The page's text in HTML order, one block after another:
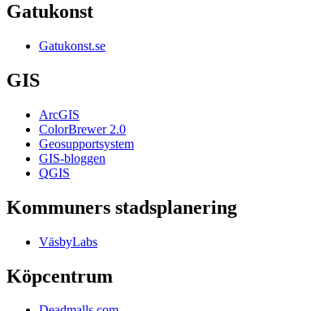
Gatukonst
Gatukonst.se
GIS
ArcGIS
ColorBrewer 2.0
Geosupportsystem
GIS-bloggen
QGIS
Kommuners stadsplanering
VäsbyLabs
Köpcentrum